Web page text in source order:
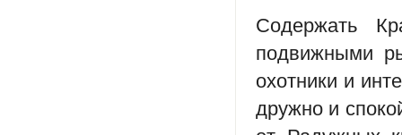
Содержать
подвижными
охотники и
дружно и